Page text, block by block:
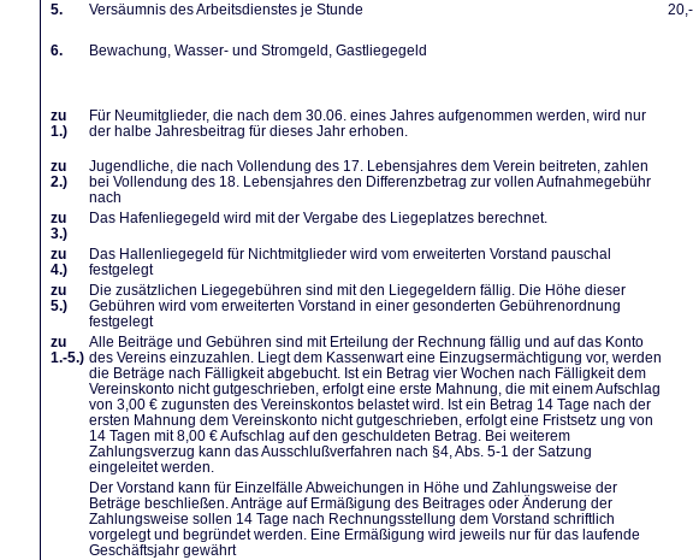
5. Versäumnis des Arbeitsdienstes je Stunde 20,-
6. Bewachung, Wasser- und Stromgeld, Gastliegegeld
zu
1.)
Für Neumitglieder, die nach dem 30.06. eines Jahres aufgenommen werden, wird nur
der halbe Jahresbeitrag für dieses Jahr erhoben.
zu
2.)
Jugendliche, die nach Vollendung des 17. Lebensjahres dem Verein beitreten, zahlen
bei Vollendung des 18. Lebensjahres den Differenzbetrag zur vollen Aufnahmegebühr
nach
zu
3.)
Das Hafenliegegeld wird mit der Vergabe des Liegeplatzes berechnet.
zu
4.)
Das Hallenliegegeld für Nichtmitglieder wird vom erweiterten Vorstand pauschal
festgelegt
zu
5.)
Die zusätzlichen Liegegebühren sind mit den Liegegeldern fällig. Die Höhe dieser
Gebühren wird vom erweiterten Vorstand in einer gesonderten Gebührenordnung
festgelegt
zu
1.-5.)
Alle Beiträge und Gebühren sind mit Erteilung der Rechnung fällig und auf das Konto
des Vereins einzuzahlen. Liegt dem Kassenwart eine Einzugsermächtigung vor, werden
die Beträge nach Fälligkeit abgebucht. Ist ein Betrag vier Wochen nach Fälligkeit dem
Vereinskonto nicht gutgeschrieben, erfolgt eine erste Mahnung, die mit einem Aufschlag
von 3,00 € zugunsten des Vereinskontos belastet wird. Ist ein Betrag 14 Tage nach der
ersten Mahnung dem Vereinskonto nicht gutgeschrieben, erfolgt eine Fristsetz ung von
14 Tagen mit 8,00 € Aufschlag auf den geschuldeten Betrag. Bei weiterem
Zahlungsverzug kann das Ausschlußverfahren nach §4, Abs. 5-1 der Satzung
eingeleitet werden.
Der Vorstand kann für Einzelfälle Abweichungen in Höhe und Zahlungsweise der
Beträge beschließen. Anträge auf Ermäßigung des Beitrages oder Änderung der
Zahlungsweise sollen 14 Tage nach Rechnungsstellung dem Vorstand schriftlich
vorgelegt und begründet werden. Eine Ermäßigung wird jeweils nur für das laufende
Geschäftsjahr gewährt